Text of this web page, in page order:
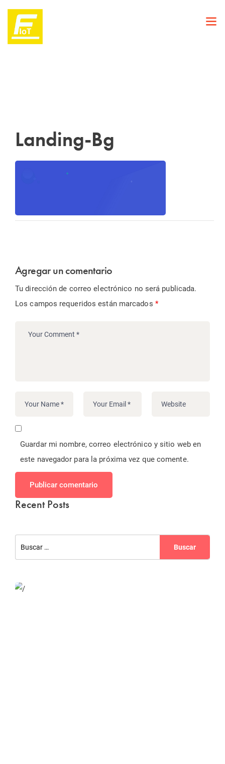
Landing-Bg
Agregar un comentario
Tu dirección de correo electrónico no será publicada.
Los campos requeridos están marcados *
Guardar mi nombre, correo electrónico y sitio web en
este navegador para la próxima vez que comente.
Publicar comentario
Recent Posts